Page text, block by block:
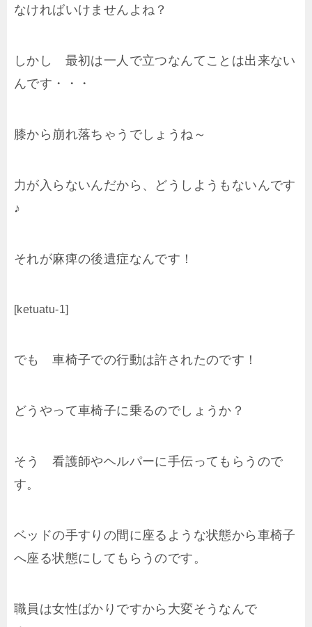
なければいけませんよね？
しかし 最初は一人で立つなんてことは出来ない
んです・・・
膝から崩れ落ちゃうでしょうね～
力が入らないんだから、どうしようもないんです
♪
それが麻痺の後遺症なんです！
[ketuatu-1]
でも 車椅子での行動は許されたのです！
どうやって車椅子に乗るのでしょうか？
そう 看護師やヘルパーに手伝ってもらうので
す。
ベッドの手すりの間に座るような状態から車椅子
へ座る状態にしてもらうのです。
職員は女性ばかりですから大変そうなんで